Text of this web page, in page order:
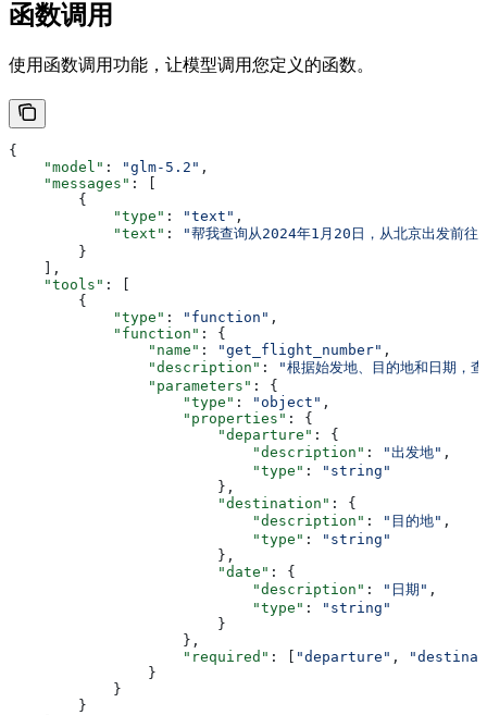
函数调用
使用函数调用功能，让模型调用您定义的函数。
{
    "model"
: "glm-5.2" ,
    "messages"
: [
        {
            "type"
: "text" ,
            "text"
:
"帮我查询从2024年1月20日，从北京出发前往
        }
    ],
    "tools"
: [
        {
            "type"
: "function" ,
            "function"
: {
                "name"
: "get_flight_number" ,
                "description"
:
"根据始发地、目的地和日期，
                "parameters"
: {
                    "type"
: "object" ,
                    "properties"
: {
                        "departure"
: {
                            "description"
: "出发地" ,
                            "type"
:
"string"
                        },
                        "destination"
: {
                            "description"
: "目的地" ,
                            "type"
:
"string"
                        },
                        "date"
: {
                            "description"
: "日期" ,
                            "type"
:
"string"
                        }
                    },
                    "required"
: [ "departure" ,
                }
            }
        }